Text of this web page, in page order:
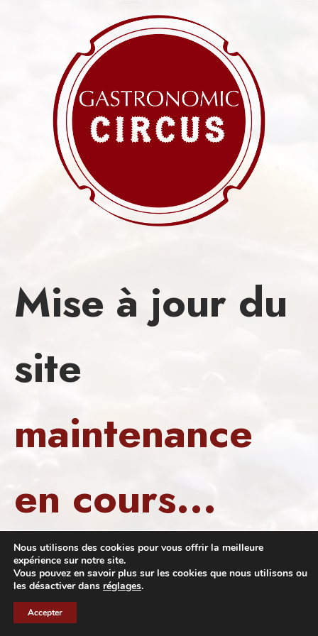
Mise à jour du
site
maintenance
en cours...
Nous vous préparons un re-nouveau pour les
gastronomes…
Pour plus d'informations :
Nous utilisons des cookies pour vous offrir la meilleure
expérience sur notre site.
Vous pouvez en savoir plus sur les cookies que nous utilisons ou
les désactiver dans réglages.
Accepter